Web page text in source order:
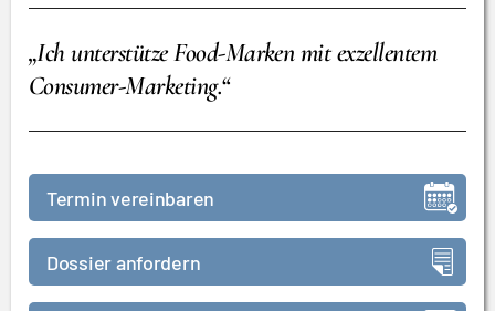
„Ich unterstütze Food-Marken mit exzellentem
Consumer-Marketing.“
Termin vereinbaren
Dossier anfordern